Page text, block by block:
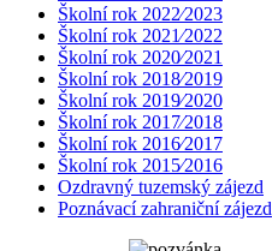
Školní rok 2022⁄2023
Školní rok 2021⁄2022
Školní rok 2020⁄2021
Školní rok 2018⁄2019
Školní rok 2019⁄2020
Školní rok 2017⁄2018
Školní rok 2016⁄2017
Školní rok 2015⁄2016
Ozdravný tuzemský zájezd
Poznávací zahraniční zájezd